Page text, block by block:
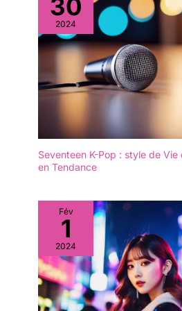
30
2024
Seventeen K-Pop : style de
en Tendance
Fév
1
2024